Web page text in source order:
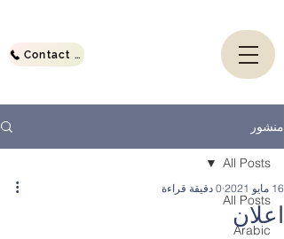
Contact Us
منشور
All Posts
Arabic
All Posts
اعلان
16 مايو 2021 0 دقيقة قراءة